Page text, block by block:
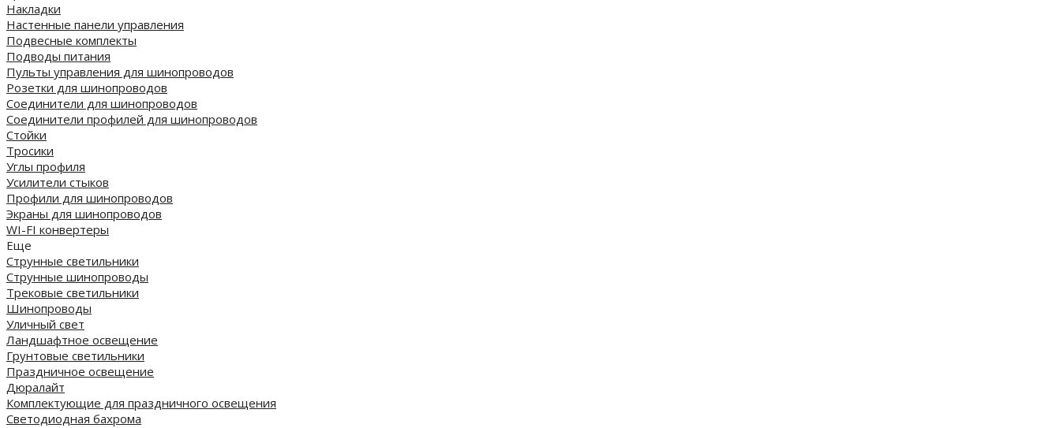
Накладки
Настенные панели управления
Подвесные комплекты
Подводы питания
Пульты управления для шинопроводов
Розетки для шинопроводов
Соединители для шинопроводов
Соединители профилей для шинопроводов
Стойки
Тросики
Углы профиля
Усилители стыков
Профили для шинопроводов
Экраны для шинопроводов
WI-FI конвертеры
Еще
Струнные светильники
Струнные шинопроводы
Трековые светильники
Шинопроводы
Уличный свет
Ландшафтное освещение
Грунтовые светильники
Праздничное освещение
Дюралайт
Комплектующие для праздничного освещения
Светодиодная бахрома